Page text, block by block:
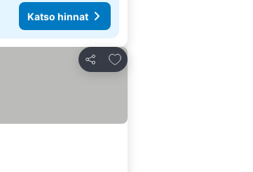
Katso hinnat
Jaa
Lisää suosikkeihin